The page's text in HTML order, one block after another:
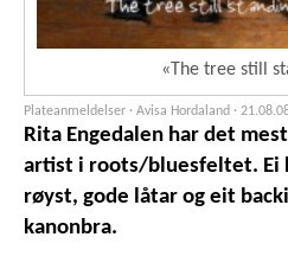
«The tree still
Plateanmeldelser · Avisa Hordaland ·
Rita Engedalen har det
artist i roots/bluesfeltet. Ei
røyst, gode låtar og eit
kanonbra.